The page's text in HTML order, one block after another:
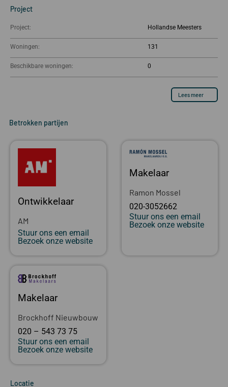
Project
Project: Hollandse Meesters
Woningen: 131
Beschikbare woningen: 0
Lees meer
Betrokken partijen
Ontwikkelaar
AM
Stuur ons een email
Bezoek onze website
Makelaar
Ramon Mossel
020-3052662
Stuur ons een email
Bezoek onze website
Makelaar
Brockhoff Nieuwbouw
020 – 543 73 75
Stuur ons een email
Bezoek onze website
Locatie